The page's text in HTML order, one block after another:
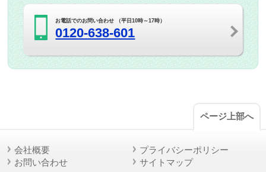
お電話でのお問い合わせ （平日10時～17時）
0120-638-601
ページ上部へ
会社概要
プライバシーポリシー
お問い合わせ
サイトマップ